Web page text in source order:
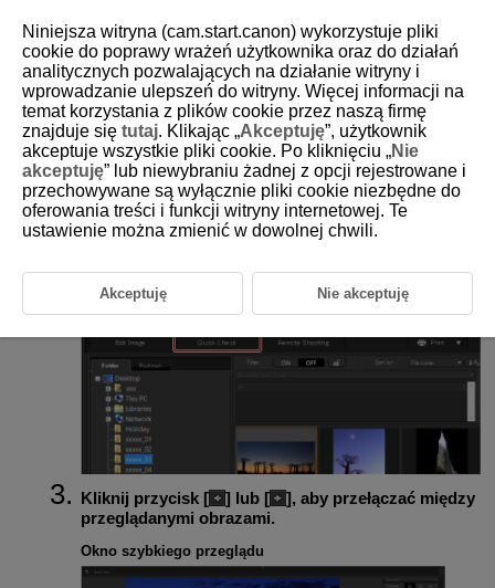
D233-016
Okno szybkiego przeglądu
Okno szybkiego przeglądu zapewnia większy widok obrazów
wyświetlanych jako miniatury w oknie głównym, co ułatwia ich
przeglądanie i etykietowanie.
Wybierz wiele obrazów do przejrzenia.
Kliknij przycisk [Quick Check/Szybki przegląd].
Kliknij przycisk [ ] lub [
], aby przełączać między
przeglądanymi obrazami.
Okno szybkiego przeglądu
Niniejsza witryna (cam.start.canon) wykorzystuje pliki
cookie do poprawy wrażeń użytkownika oraz do działań
analitycznych pozwalających na działanie witryny i
wprowadzanie ulepszeń do witryny. Więcej informacji na
temat korzystania z plików cookie przez naszą firmę
znajduje się tutaj. Klikając „Akceptuję”, użytkownik
akceptuje wszystkie pliki cookie. Po kliknięciu „Nie
akceptuję” lub niewybraniu żadnej z opcji rejestrowane i
przechowywane są wyłącznie pliki cookie niezbędne do
oferowania treści i funkcji witryny internetowej. Te
ustawienie można zmienić w dowolnej chwili.
Akceptuję Nie akceptuję